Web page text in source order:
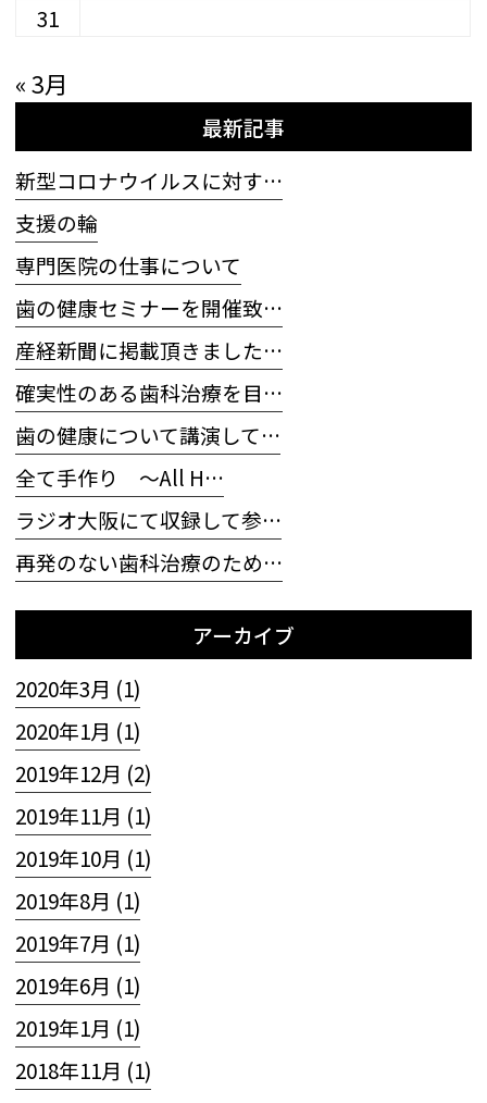
31
« 3月
最新記事
新型コロナウイルスに対す…
支援の輪
専門医院の仕事について
歯の健康セミナーを開催致…
産経新聞に掲載頂きました…
確実性のある歯科治療を目…
歯の健康について講演して…
全て手作り 〜All H…
ラジオ大阪にて収録して参…
再発のない歯科治療のため…
アーカイブ
2020年3月 (1)
2020年1月 (1)
2019年12月 (2)
2019年11月 (1)
2019年10月 (1)
2019年8月 (1)
2019年7月 (1)
2019年6月 (1)
2019年1月 (1)
2018年11月 (1)